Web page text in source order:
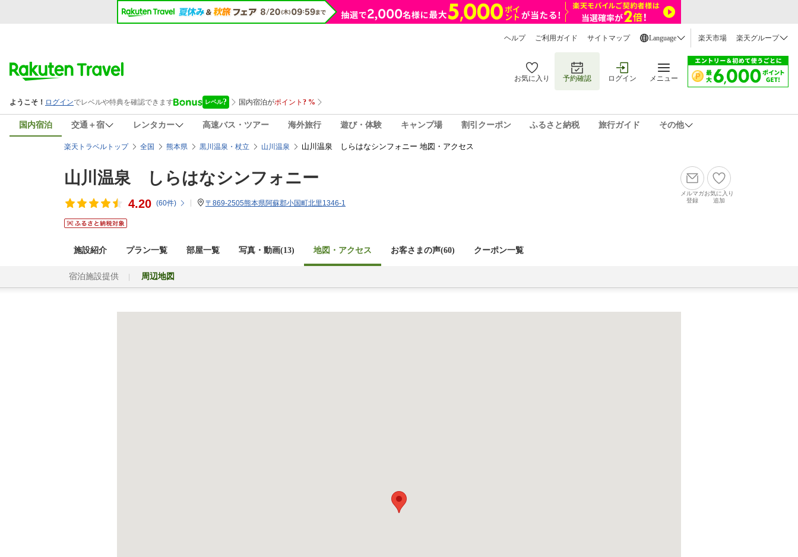
ヘルプ ご利用ガイド サイトマップ Language 楽天市場 楽天グループ
お気に入り 予約確認 ログイン メニュー
国内宿泊 交通＋宿 レンタカー 高速バス・ツアー 海外旅行 遊び・体験 キャンプ場 割引クーポン ふるさと納税 旅行ガイド その他
楽天トラベルトップ 全国 熊本県 黒川温泉・杖立 山川温泉 山川温泉 しらはなシンフォニー 地図・アクセス
山川温泉 しらはなシンフォニー
4.20 (60件) 〒869-2505熊本県阿蘇郡小国町北里1346-1
メルマガ
登録
お気に入り
追加
施設紹介 プラン一覧 部屋一覧 写真・動画(13) 地図・アクセス お客さまの声(60) クーポン一覧
宿泊施設提供 周辺地図